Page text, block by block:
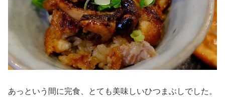
あっという間に完食、とても美味しいひつまぶしでした。